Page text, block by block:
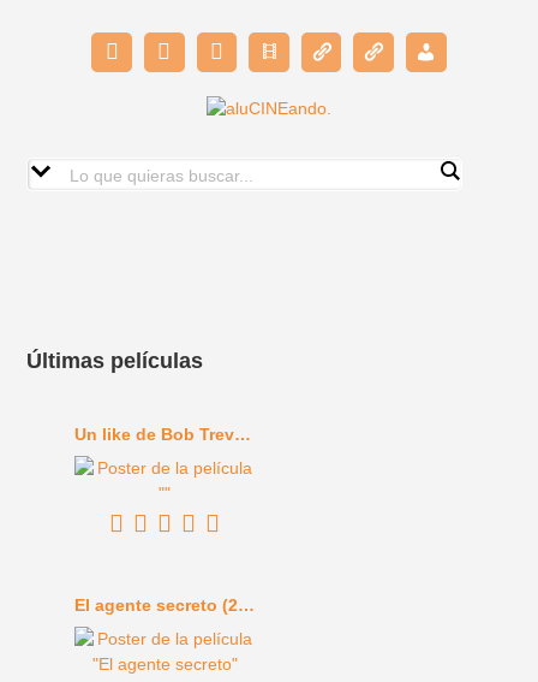
Últimas películas
Un like de Bob Trevino (2024)
El agente secreto (2025)